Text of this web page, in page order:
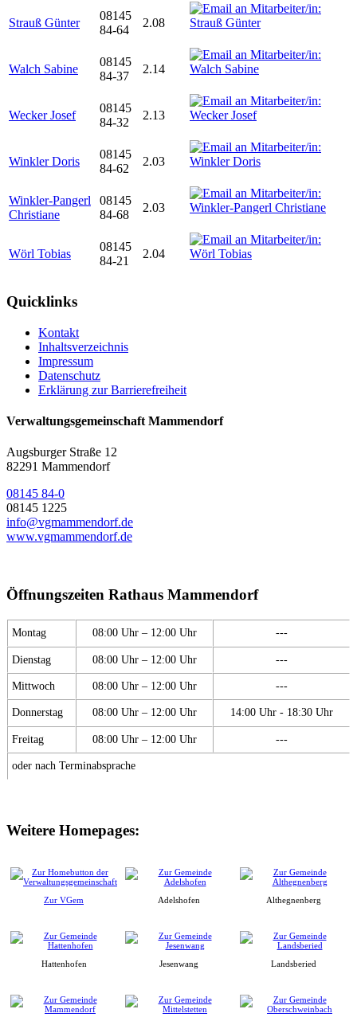
Strauß Günter
08145
84-64
2.08
Walch Sabine
08145
84-37
2.14
Wecker Josef
08145
84-32
2.13
Winkler Doris
08145
84-62
2.03
Winkler-Pangerl
Christiane
08145
84-68
2.03
Wörl Tobias
08145
84-21
2.04
Quicklinks
Kontakt
Inhaltsverzeichnis
Impressum
Datenschutz
Erklärung zur Barrierefreiheit
Verwaltungsgemeinschaft Mammendorf
Augsburger Straße 12
82291 Mammendorf
08145 84-0
08145 1225
info@vgmammendorf.de
www.vgmammendorf.de
Öffnungszeiten Rathaus Mammendorf
Montag 08:00 Uhr – 12:00 Uhr ---
Dienstag 08:00 Uhr – 12:00 Uhr ---
Mittwoch 08:00 Uhr – 12:00 Uhr ---
Donnerstag 08:00 Uhr – 12:00 Uhr 14:00 Uhr - 18:30 Uhr
Freitag 08:00 Uhr – 12:00 Uhr ---
oder nach Terminabsprache
Weitere Homepages:
Zur VGem Adelshofen Althegnenberg
Hattenhofen Jesenwang Landsberied